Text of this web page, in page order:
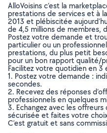
AlloVoisins c’est la
prestations de services et à
2013 et plébiscitée
de 4,5 millions de membres,
Postez votre demande et
particulier ou un
prestations, du plus petit
pour un bon rapport qualité/
Facilitez votre quotidien en 3
1. Postez votre demande :
secondes.
2. Recevez des réponses
professionnels en quelques
3. Echangez avec les
sécurisée et faites votre
C’est gratuit et sans